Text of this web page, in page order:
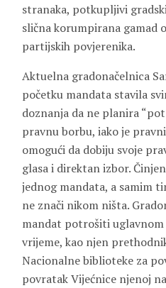
stranaka, potkupljivi
slična korumpirana gamad
partijskih povjerenika.
Aktuelna gradonačelnica
početku mandata stavila
doznanja da ne planira
pravnu borbu, iako je
omogući da dobiju svoje
glasa i direktan izbor.
jednog mandata, a samim
ne znači nikom ništa.
mandat potrošiti
vrijeme, kao njen
Nacionalne biblioteke za
povratak Vijećnice njenoj